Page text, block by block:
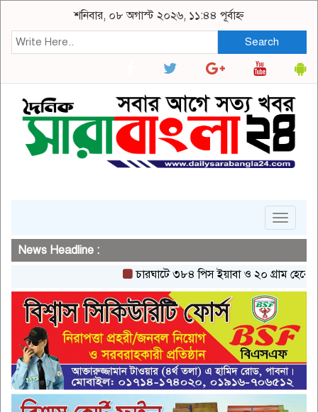
শনিবার, ০৮ অগাস্ট ২০২৬, ১১:৪৪ পূর্বাহ্ন
Search
Toggle
News Headline :
চারঘাটে ৩৮৪ পিস ইয়াবা ও ২০ গ্রাম হেরোইনসহ